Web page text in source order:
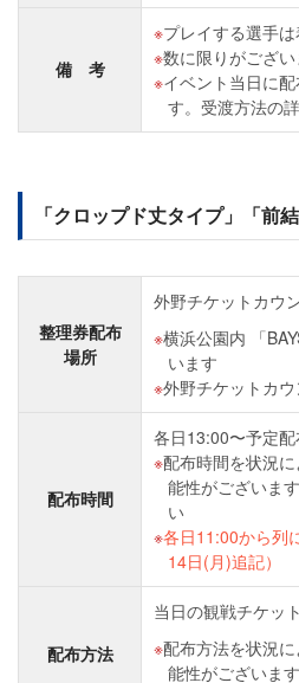
備 考
プレイする選手
数に限りがござい
イベント当日に
す。受渡方法の
「クロップド丈タイプ」「前
整理券配布
場所
外野チケットカウ
横浜公園内 「
います
外野チケットカ
配布時間
各日13:00〜予定
配布時間を状況
能性がございま
い
各日11:00から列
14日(月)追記）
配布方法
当日の観戦チケッ
配布方法を状況
能性がございま